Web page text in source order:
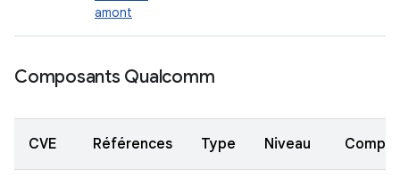
amont
Composants Qualcomm
CVE Références Type Niveau